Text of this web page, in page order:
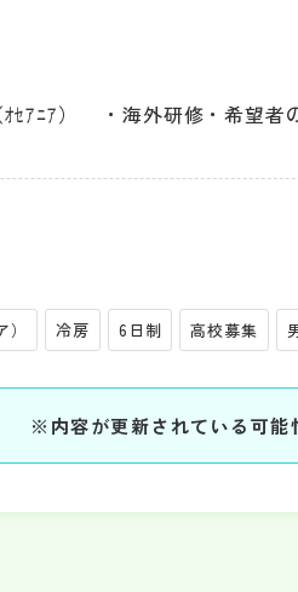
ｱﾆｱ） 海外研修・希望者
冷房 6日制 高校募集
※内容が更新されている可能